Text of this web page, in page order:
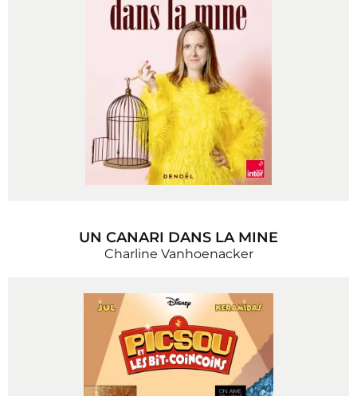
UN CANARI DANS LA MINE
Charline Vanhoenacker